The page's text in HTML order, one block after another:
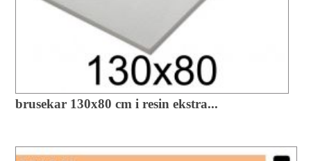
brusekar 130x80 cm i resin ekstra...